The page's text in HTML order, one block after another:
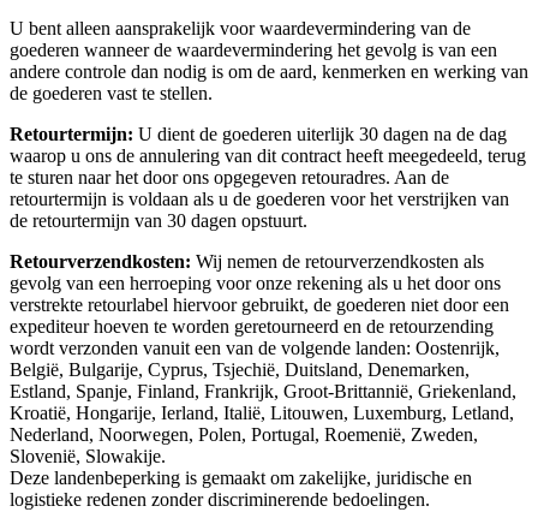
U bent alleen aansprakelijk voor waardevermindering van de
goederen wanneer de waardevermindering het gevolg is van een
andere controle dan nodig is om de aard, kenmerken en werking van
de goederen vast te stellen.
Retourtermijn: U dient de goederen uiterlijk 30 dagen na de dag
waarop u ons de annulering van dit contract heeft meegedeeld, terug
te sturen naar het door ons opgegeven retouradres. Aan de
retourtermijn is voldaan als u de goederen voor het verstrijken van
de retourtermijn van 30 dagen opstuurt.
Retourverzendkosten: Wij nemen de retourverzendkosten als
gevolg van een herroeping voor onze rekening als u het door ons
verstrekte retourlabel hiervoor gebruikt, de goederen niet door een
expediteur hoeven te worden geretourneerd en de retourzending
wordt verzonden vanuit een van de volgende landen: Oostenrijk,
België, Bulgarije, Cyprus, Tsjechië, Duitsland, Denemarken,
Estland, Spanje, Finland, Frankrijk, Groot-Brittannië, Griekenland,
Kroatië, Hongarije, Ierland, Italië, Litouwen, Luxemburg, Letland,
Nederland, Noorwegen, Polen, Portugal, Roemenië, Zweden,
Slovenië, Slowakije.
Deze landenbeperking is gemaakt om zakelijke, juridische en
logistieke redenen zonder discriminerende bedoelingen.